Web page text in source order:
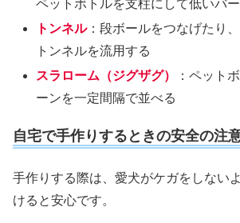
ペットボトルを支柱にして低いバ
トンネル：段ボールをつなげたり
トンネルを流用する
スラローム（ジグザグ）
：ペット
ーンを一定間隔で並べる
自宅で手作りするときの安全の注
手作りする際は、愛犬がケガをしない
けると安心です。